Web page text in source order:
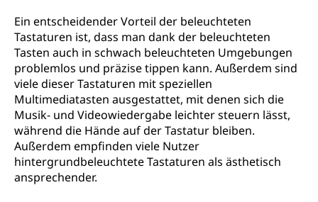
Ein entscheidender Vorteil der beleuchteten
Tastaturen ist, dass man dank der beleuchteten
Tasten auch in schwach beleuchteten Umgebungen
problemlos und präzise tippen kann. Außerdem sind
viele dieser Tastaturen mit speziellen
Multimediatasten ausgestattet, mit denen sich die
Musik- und Videowiedergabe leichter steuern lässt,
während die Hände auf der Tastatur bleiben.
Außerdem empfinden viele Nutzer
hintergrundbeleuchtete Tastaturen als ästhetisch
ansprechender.